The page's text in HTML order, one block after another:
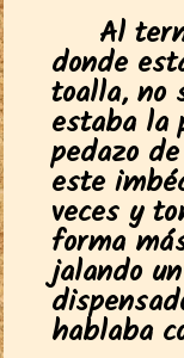
Al
donde
toalla, no
estaba la
pedazo
este
veces y
forma
jalando
hablaba